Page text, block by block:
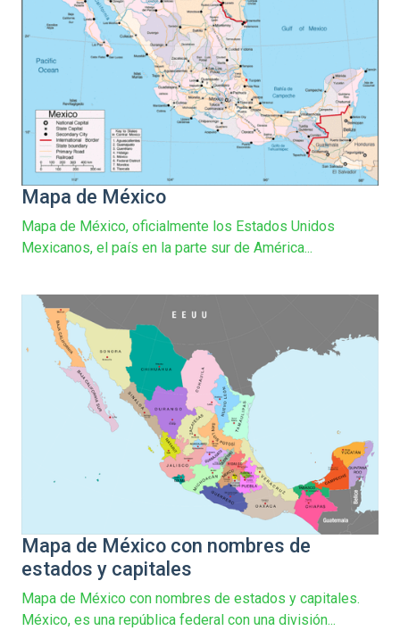
Mapa de México
Mapa de México, oficialmente los Estados Unidos
Mexicanos, el país en la parte sur de América...
Mapa de México con nombres de
estados y capitales
Mapa de México con nombres de estados y capitales.
México​, es una república federal con una división...